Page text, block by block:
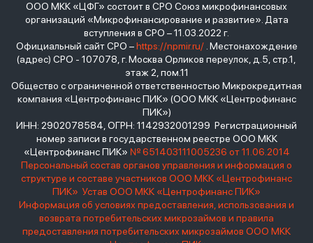
ООО МКК «ЦФГ» состоит в СРО Союз микрофинансовых
организаций «Микрофинансирование и развитие». Дата
вступления в СРО – 11.03.2022 г.
Официальный сайт СРО –https://npmir.ru/. Местонахождение
(адрес) СРО - 107078, г. Москва Орликов переулок, д.5, стр.1,
этаж 2, пом.11
Общество с ограниченной ответственностью Микрокредитная
компания «Центрофинанс ПИК» (ООО МКК «Центрофинанс
ПИК»)
ИНН: 2902078584, ОГРН: 1142932001299 Регистрационный
номер записи в государственном реестре ООО МКК
«Центрофинанс ПИК» № 651403111005236 от 11.06.2014
Персональный состав органов управления и информация о
структуре и составе участников ООО МКК «Центрофинанс
ПИК» Устав ООО МКК «Центрофинанс ПИК»
Информация об условиях предоставления, использования и
возврата потребительских микрозаймов и правила
предоставления потребительских микрозаймов ООО МКК